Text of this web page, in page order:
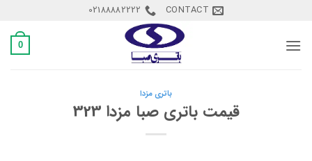
content
CONTACT
02188882222
0
باتری مزدا
قیمت باتری صبا مزدا 323